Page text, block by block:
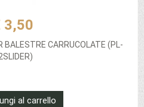
3,50
BALESTRE CARRUCOLATE (PL-
al carrello